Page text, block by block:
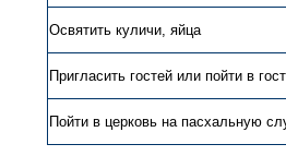
Освятить куличи, яйца
Пригласить гостей или пойти в
Пойти в церковь на пасхальную